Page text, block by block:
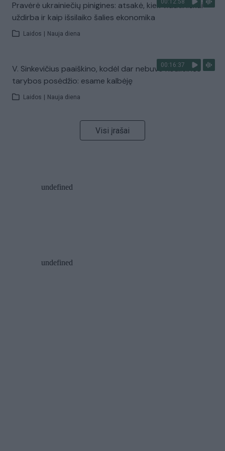
00:12:58
Pravėrė ukrainiečių pinigines: atsakė, kiek vidutiniškai
uždirba ir kaip išsilaiko šalies ekonomika
Laidos Nauja diena
00:16:37
V. Sinkevičius paaiškino, kodėl dar nebuvo Koalicinės
tarybos posėdžio: esame kalbėję
Laidos Nauja diena
Visi įrašai